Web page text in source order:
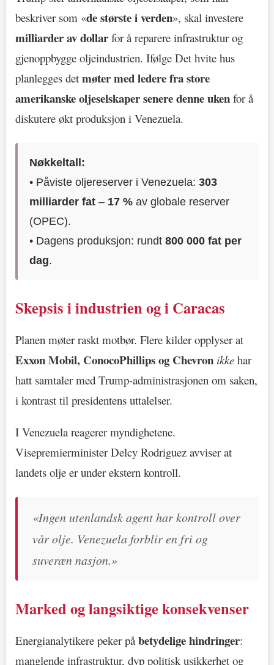
beskriver som «de største i verden», skal investere
milliarder av dollar for å reparere infrastruktur og
gjenoppbygge oljeindustrien. Ifølge Det hvite hus
planlegges det møter med ledere fra store
amerikanske oljeselskaper senere denne uken for å
diskutere økt produksjon i Venezuela.
Nøkkeltall:
• Påviste oljereserver i Venezuela:303
milliarder fat – 17 % av globale reserver
(OPEC).
• Dagens produksjon: rundt800 000 fat per
dag.
Skepsis i industrien og i Caracas
Planen møter raskt motbør. Flere kilder opplyser at
Exxon Mobil, ConocoPhillips og Chevron ikke har
hatt samtaler med Trump-administrasjonen om saken,
i kontrast til presidentens uttalelser.
I Venezuela reagerer myndighetene.
Visepremierminister Delcy Rodriguez avviser at
landets olje er under ekstern kontroll.
«Ingen utenlandsk agent har kontroll over
vår olje. Venezuela forblir en fri og
suveræn nasjon.»
Marked og langsiktige konsekvenser
Energianalytikere peker påbetydelige hindringer:
manglende infrastruktur, dyp politisk usikkerhet og